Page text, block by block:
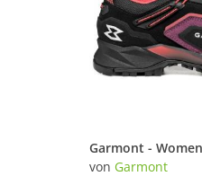
von Garmont